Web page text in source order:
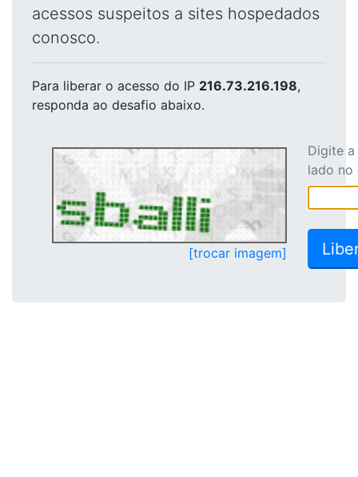
acessos suspeitos a sites hospedados
conosco.
Para liberar o acesso do IP 216.73.216.198,
responda ao desafio abaixo.
[trocar imagem]
Digite
lado no